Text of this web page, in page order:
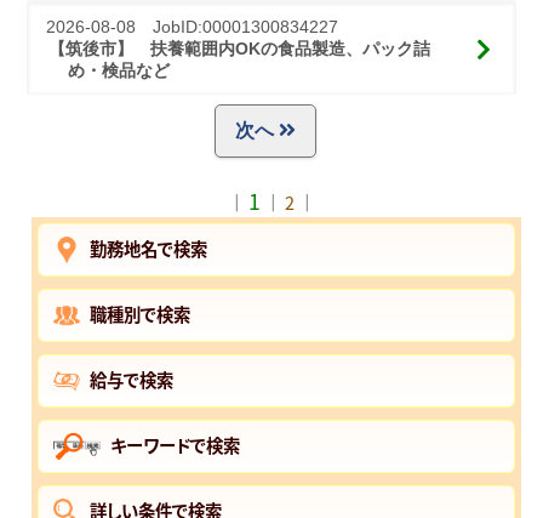
2026-08-08 JobID:00001300834227
【筑後市】 扶養範囲内OKの食品製造、パック詰
め・検品など
次へ
｜ 1 ｜ 2 ｜
勤務地名で検索
職種別で検索
給与で検索
キーワードで検索
詳しい条件で検索